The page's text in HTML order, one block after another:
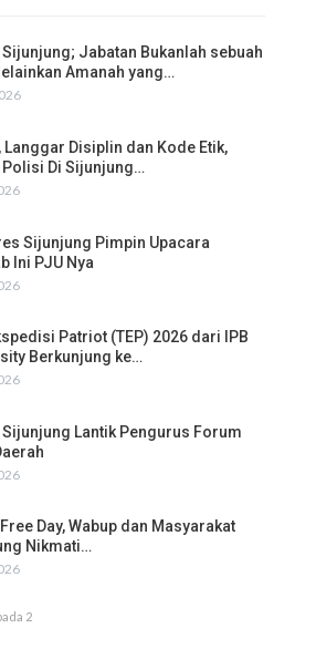
Sijunjung; Jabatan Bukanlah sebuah
Amanah yang…
Langgar Disiplin dan Kode Etik,
Polisi Di Sijunjung…
Sijunjung Pimpin Upacara
Ini PJU Nya
Patriot (TEP) 2026 dari IPB
Berkunjung ke…
Sijunjung Lantik Pengurus Forum
Day, Wabup dan Masyarakat
Nikmati…
2